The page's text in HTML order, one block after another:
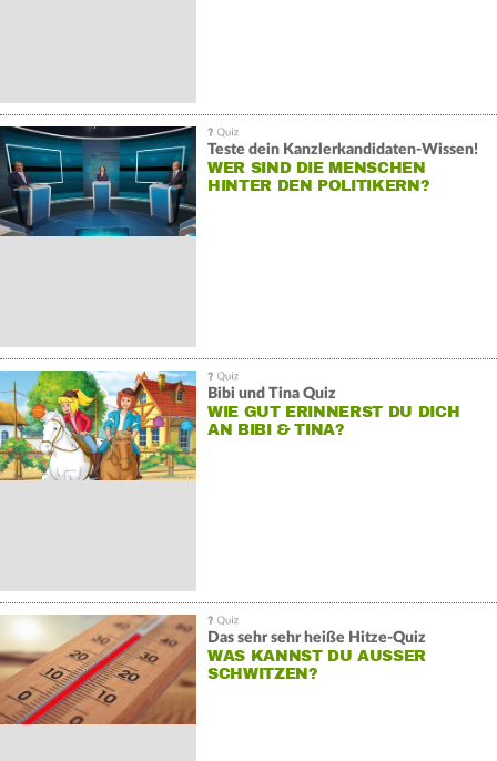
Teste dein Kanzlerkandidaten-Wissen!
WER SIND DIE MENSCHEN
HINTER DEN POLITIKERN?
Bibi und Tina Quiz
WIE GUT ERINNERST DU DICH
AN BIBI & TINA?
Das sehr sehr heiße Hitze-Quiz
WAS KANNST DU AUSSER S
CHWITZEN?